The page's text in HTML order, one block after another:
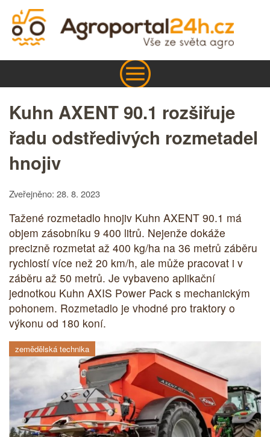
Kuhn AXENT 90.1 rozšiřuje
řadu odstředivých rozmetadel
hnojiv
Zveřejněno: 28. 8. 2023
Tažené rozmetadlo hnojiv Kuhn AXENT 90.1 má
objem zásobníku 9 400 litrů. Nejenže dokáže
precizně rozmetat až 400 kg/ha na 36 metrů záběru
rychlostí více než 20 km/h, ale může pracovat i v
záběru až 50 metrů. Je vybaveno aplikační
jednotkou Kuhn AXIS Power Pack s mechanickým
pohonem. Rozmetadlo je vhodné pro traktory o
výkonu od 180 koní.
zemědělská technika